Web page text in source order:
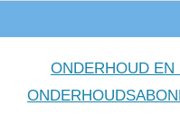
ONDERHOUD EN